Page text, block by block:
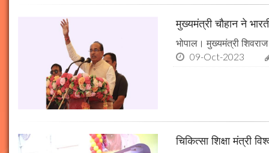
मुख्यमंत्री चौहान ने
भोपाल। मुख्यमंत्री
09-Oct-2023
चिकित्सा शिक्षा मंत्री